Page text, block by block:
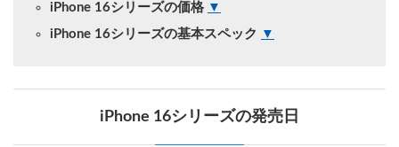
iPhone 16シリーズの価格 ▼
iPhone 16シリーズの基本スペック ▼
iPhone 16シリーズの発売日